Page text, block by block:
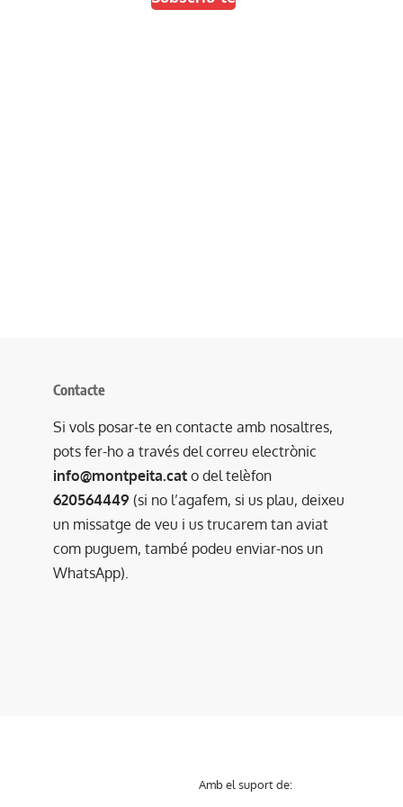
Contacte
Si vols posar-te en contacte amb nosaltres,
pots fer-ho a través del correu electrònic
info@montpeita.cat o del telèfon
620564449 (si no l’agafem, si us plau, deixeu
un missatge de veu i us trucarem tan aviat
com puguem, també podeu enviar-nos un
WhatsApp).
Amb el suport de: